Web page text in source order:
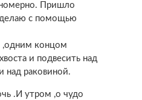
Пришло
делаю с помощью
,одним концом
и подвесить над
над раковиной.
.И утром ,о чудо